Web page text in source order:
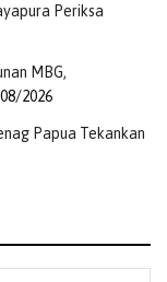
Periksa
MBG,
2026
Papua Tekankan